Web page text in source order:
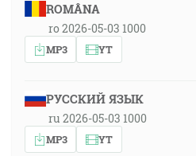
ROMÂNA
ro 2026-05-03 1000
MP3 YT
РУССКИЙ ЯЗЫК
ru 2026-05-03 1000
MP3 YT